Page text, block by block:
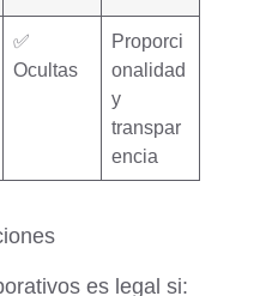
✅
Ocultas
Proporci
onalidad
y
transpar
encia
es legal si: